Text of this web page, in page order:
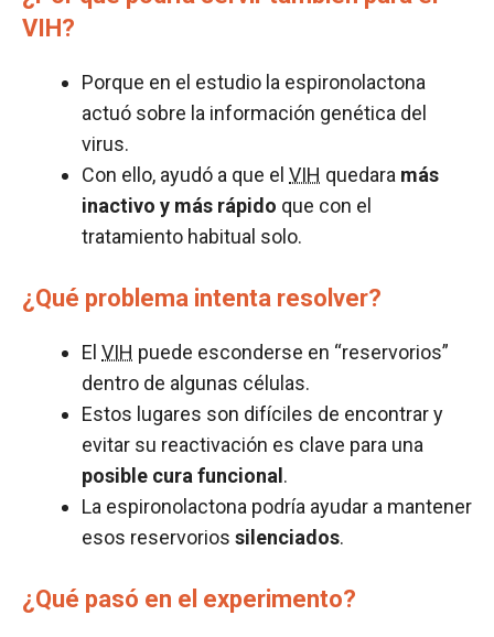
VIH?
Porque en el estudio la espironolactona
actuó sobre la información genética del
virus.
Con ello, ayudó a que el VIH quedara más
inactivo y más rápido que con el
tratamiento habitual solo.
¿Qué problema intenta resolver?
El VIH puede esconderse en “reservorios”
dentro de algunas células.
Estos lugares son difíciles de encontrar y
evitar su reactivación es clave para una
posible cura funcional .
La espironolactona podría ayudar a mantener
esos reservorios silenciados.
¿Qué pasó en el experimento?